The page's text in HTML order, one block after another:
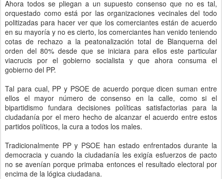
Ahora todos se pliegan a un supuesto consenso que no es tal,
orquestado como está por las organizaciones vecinales del todo
politizadas para hacer ver que los comerciantes están de acuerdo
en su mayoría y no es cierto, los comerciantes han venido teniendo
cotas de rechazo a la peatonalización total de Blanquerna del
orden del 80% desde que se iniciara para ellos este particular
viacrucis por el gobierno socialista y que ahora consuma el
gobierno del PP.
Tal para cual, PP y PSOE de acuerdo porque dicen suman entre
ellos el mayor número de consenso en la calle, como si el
bipartidismo fundara decisiones políticas satisfactorias para la
ciudadanía por el mero hecho de alcanzar el acuerdo entre estos
partidos políticos, la cura a todos los males.
Tradicionalmente PP y PSOE han estado enfrentados durante la
democracia y cuando la ciudadanía les exigía esfuerzos de pacto
no se avenían porque primaba entonces el resultado electoral por
encima de la lógica ciudadana.